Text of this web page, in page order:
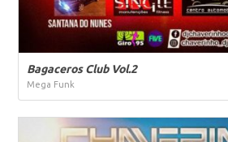
Bagaceros Club Vol.2
Mega Funk